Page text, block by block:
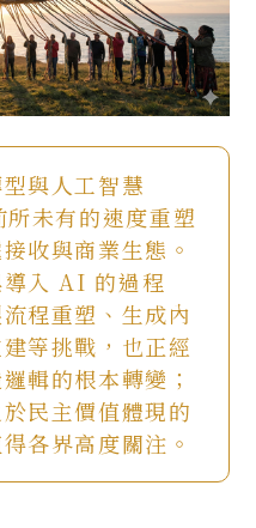
與人工智慧
所未有的速度重塑
收與商業生態。
入 AI 的過程
程重塑、生成內
等挑戰，也正經
輯的根本轉變；
民主價值體現的
各界高度關注。